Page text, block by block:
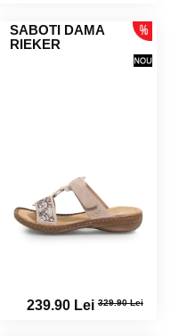
SABOTI DAMA
RIEKER
239.90 Lei329.90 Lei